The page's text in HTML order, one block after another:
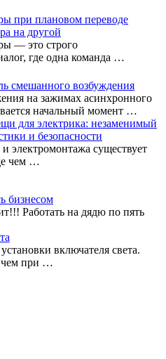
при плановом переводе
на другой
— это строго
где одна команда …
смешанного возбуждения
на зажимах асинхронного
начальный момент …
для электрика: незаменимый
и безопасности
электромонтажа существует
чем …
бизнесом
Работать на дядю по пять
включателя света.
чем при …